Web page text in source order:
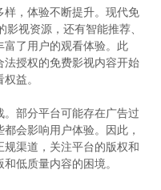
，体验不断提升。现代免
视资源，还有智能推荐、
了用户的观看体验。此
授权的免费影视内容开始
益。
部分平台可能存在广告过
会影响用户体验。因此，
渠道，关注平台的版权和
低质量内容的困境。